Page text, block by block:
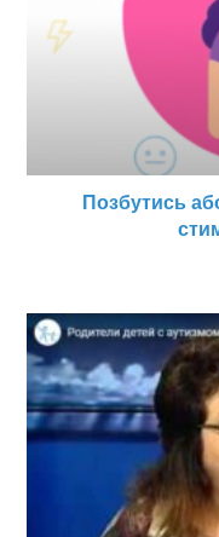
Позбутись